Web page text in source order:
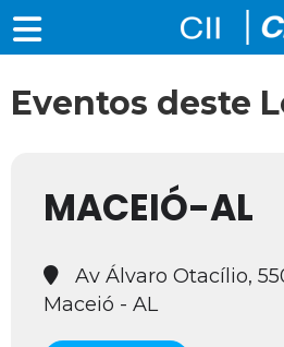
Eventos deste
MACEIÓ-AL
Av Álvaro Otacílio,
Maceió - AL